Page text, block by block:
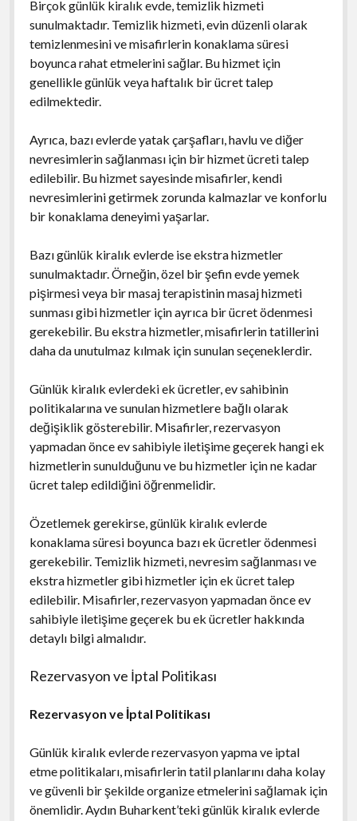
Birçok günlük kiralık evde, temizlik hizmeti
sunulmaktadır. Temizlik hizmeti, evin düzenli olarak
temizlenmesini ve misafirlerin konaklama süresi
boyunca rahat etmelerini sağlar. Bu hizmet için
genellikle günlük veya haftalık bir ücret talep
edilmektedir.
Ayrıca, bazı evlerde yatak çarşafları, havlu ve diğer
nevresimlerin sağlanması için bir hizmet ücreti talep
edilebilir. Bu hizmet sayesinde misafirler, kendi
nevresimlerini getirmek zorunda kalmazlar ve konforlu
bir konaklama deneyimi yaşarlar.
Bazı günlük kiralık evlerde ise ekstra hizmetler
sunulmaktadır. Örneğin, özel bir şefin evde yemek
pişirmesi veya bir masaj terapistinin masaj hizmeti
sunması gibi hizmetler için ayrıca bir ücret ödenmesi
gerekebilir. Bu ekstra hizmetler, misafirlerin tatillerini
daha da unutulmaz kılmak için sunulan seçeneklerdir.
Günlük kiralık evlerdeki ek ücretler, ev sahibinin
politikalarına ve sunulan hizmetlere bağlı olarak
değişiklik gösterebilir. Misafirler, rezervasyon
yapmadan önce ev sahibiyle iletişime geçerek hangi ek
hizmetlerin sunulduğunu ve bu hizmetler için ne kadar
ücret talep edildiğini öğrenmelidir.
Özetlemek gerekirse, günlük kiralık evlerde
konaklama süresi boyunca bazı ek ücretler ödenmesi
gerekebilir. Temizlik hizmeti, nevresim sağlanması ve
ekstra hizmetler gibi hizmetler için ek ücret talep
edilebilir. Misafirler, rezervasyon yapmadan önce ev
sahibiyle iletişime geçerek bu ek ücretler hakkında
detaylı bilgi almalıdır.
Rezervasyon ve İptal Politikası
Rezervasyon ve İptal Politikası
Günlük kiralık evlerde rezervasyon yapma ve iptal
etme politikaları, misafirlerin tatil planlarını daha kolay
ve güvenli bir şekilde organize etmelerini sağlamak için
önemlidir. Aydın Buharkent’teki günlük kiralık evlerde